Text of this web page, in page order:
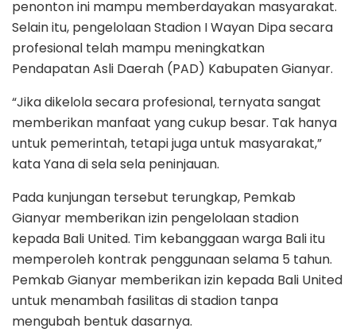
penonton ini mampu memberdayakan masyarakat.
Selain itu, pengelolaan Stadion I Wayan Dipa secara
profesional telah mampu meningkatkan
Pendapatan Asli Daerah (PAD) Kabupaten Gianyar.
“Jika dikelola secara profesional, ternyata sangat
memberikan manfaat yang cukup besar. Tak hanya
untuk pemerintah, tetapi juga untuk masyarakat,”
kata Yana di sela sela peninjauan.
Pada kunjungan tersebut terungkap, Pemkab
Gianyar memberikan izin pengelolaan stadion
kepada Bali United. Tim kebanggaan warga Bali itu
memperoleh kontrak penggunaan selama 5 tahun.
Pemkab Gianyar memberikan izin kepada Bali United
untuk menambah fasilitas di stadion tanpa
mengubah bentuk dasarnya.